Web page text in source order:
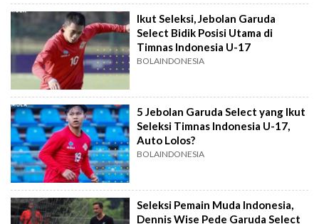
Ikut Seleksi, Jebolan Garuda
Select Bidik Posisi Utama di
Timnas Indonesia U-17
BOLAINDONESIA
5 Jebolan Garuda Select yang Ikut
Seleksi Timnas Indonesia U-17,
Auto Lolos?
BOLAINDONESIA
Seleksi Pemain Muda Indonesia,
Dennis Wise Pede Garuda Select